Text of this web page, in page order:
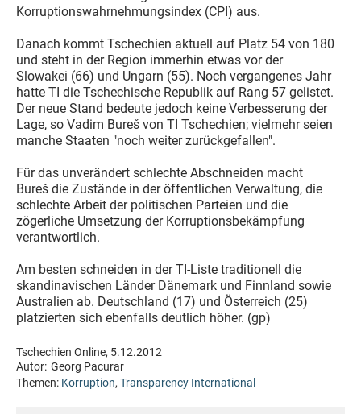
Korruptionswahrnehmungsindex (CPI) aus.
Danach kommt Tschechien aktuell auf Platz 54 von 180
und steht in der Region immerhin etwas vor der
Slowakei (66) und Ungarn (55). Noch vergangenes Jahr
hatte TI die Tschechische Republik auf Rang 57 gelistet.
Der neue Stand bedeute jedoch keine Verbesserung der
Lage, so Vadim Bureš von TI Tschechien; vielmehr seien
manche Staaten "noch weiter zurückgefallen".
Für das unverändert schlechte Abschneiden macht
Bureš die Zustände in der öffentlichen Verwaltung, die
schlechte Arbeit der politischen Parteien und die
zögerliche Umsetzung der Korruptionsbekämpfung
verantwortlich.
Am besten schneiden in der TI-Liste traditionell die
skandinavischen Länder Dänemark und Finnland sowie
Australien ab. Deutschland (17) und Österreich (25)
platzierten sich ebenfalls deutlich höher. (gp)
Tschechien Online, 5.12.2012
Autor: Georg Pacurar
Themen: Korruption, Transparency International